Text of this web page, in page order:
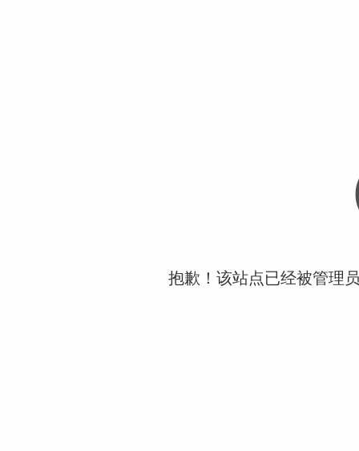
抱歉！该站点已经被管理